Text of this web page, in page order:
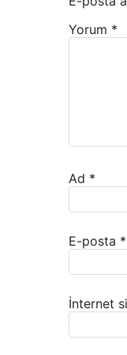
Yorum *
Ad *
E-posta *
İnternet